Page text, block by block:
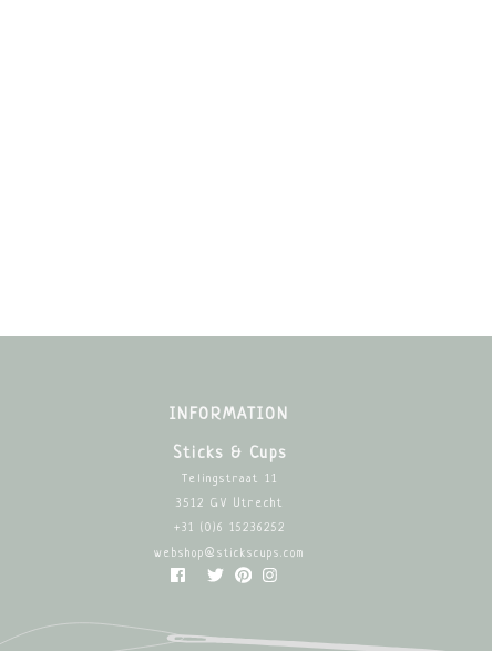
INFORMATION
Sticks & Cups
Telingstraat 11
3512 GV Utrecht
+31 (0)6 15236252
webshop@stickscups.com